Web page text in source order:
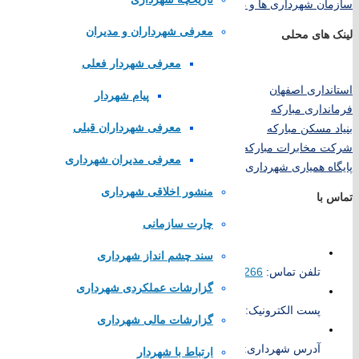
معرفی شهرداران و مدیران
معرفی شهردار فعلی
پیام شهردار
معرفی شهرداران قبلی
معرفی مدیران شهرداری
منشور اخلاقی شهرداری
چارت سازمانی
سند چشم انداز شهرداری
گزارشات عملکردی شهرداری
گزارشات مالی شهرداری
ارتباط با شهردار
سازمان شهرداری ها و دهیاری های کشور
لینک های محلی
استانداری اصفهان
فرمانداری مبارکه
بنیاد مسکن مبارکه
شرکت مخابرات مبارکه
پایگاه همیاری شهرداری های اصفهان
تماس با
تلفن تماس: 52383266
پست الکترونیک:
آدرس شهرداری: شهرستان مبارکه، شهر کرکوند، انتهای بلوار امام